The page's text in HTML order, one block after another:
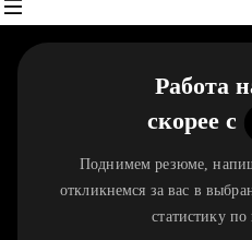
Работа
скорее c
Поднимем резюме,
откликнемся за вас в
статистику